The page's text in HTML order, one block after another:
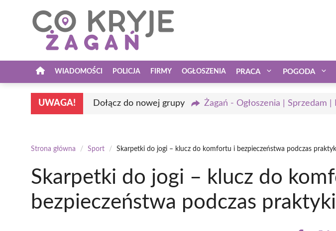
WIADOMOŚCI POLICJA FIRMY OGŁOSZENIA PRACA POGODA
UWAGA! Dołącz do nowej grupy Żagań - Ogłoszenia | Sprzedam
Strona główna / Sport / Skarpetki do jogi – klucz do komfortu i bezpieczeństwa podczas
Skarpetki do jogi – klucz do
bezpieczeństwa podczas praktyki